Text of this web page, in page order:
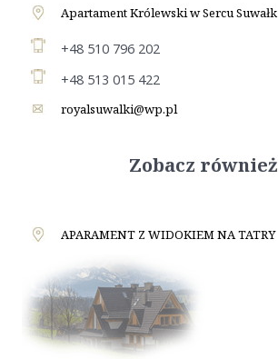
Apartament Królewski w Sercu Suwałk
+48 510 796 202
+48 513 015 422
royalsuwalki@wp.pl
Zobacz również
APARAMENT Z WIDOKIEM NA TATRY